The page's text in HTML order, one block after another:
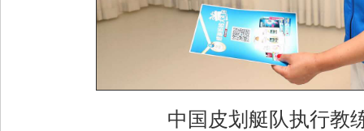
中国皮划艇队执行教